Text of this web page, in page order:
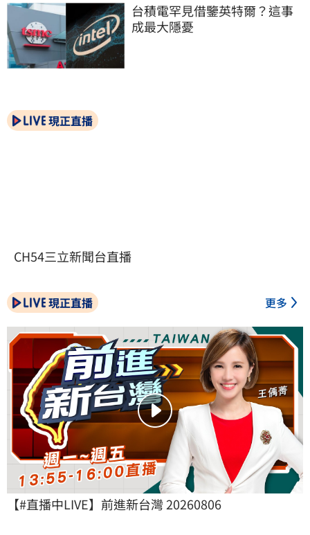
台積電罕見借鑒英特爾？這事
成最大隱憂
現正直播
CH54三立新聞台直播
現正直播 更多
【#直播中LIVE】前進新台灣 20260806